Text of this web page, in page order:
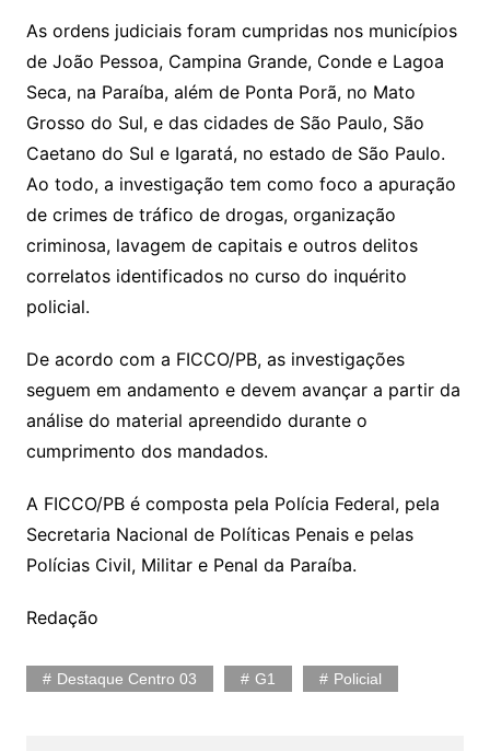
As ordens judiciais foram cumpridas nos municípios
de João Pessoa, Campina Grande, Conde e Lagoa
Seca, na Paraíba, além de Ponta Porã, no Mato
Grosso do Sul, e das cidades de São Paulo, São
Caetano do Sul e Igaratá, no estado de São Paulo.
Ao todo, a investigação tem como foco a apuração
de crimes de tráfico de drogas, organização
criminosa, lavagem de capitais e outros delitos
correlatos identificados no curso do inquérito
policial.
De acordo com a FICCO/PB, as investigações
seguem em andamento e devem avançar a partir da
análise do material apreendido durante o
cumprimento dos mandados.
A FICCO/PB é composta pela Polícia Federal, pela
Secretaria Nacional de Políticas Penais e pelas
Polícias Civil, Militar e Penal da Paraíba.
Redação
Destaque Centro 03 G1 Policial